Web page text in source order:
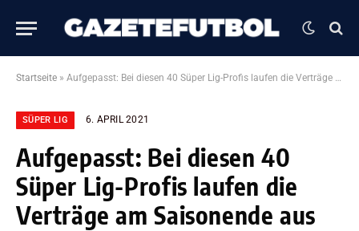
Startseite » Aufgepasst: Bei diesen 40 Süper Lig-Profis laufen die Verträge am Saisonende aus
SÜPER LIG 6. APRIL 2021
Aufgepasst: Bei diesen 40
Süper Lig-Profis laufen die
Verträge am Saisonende aus